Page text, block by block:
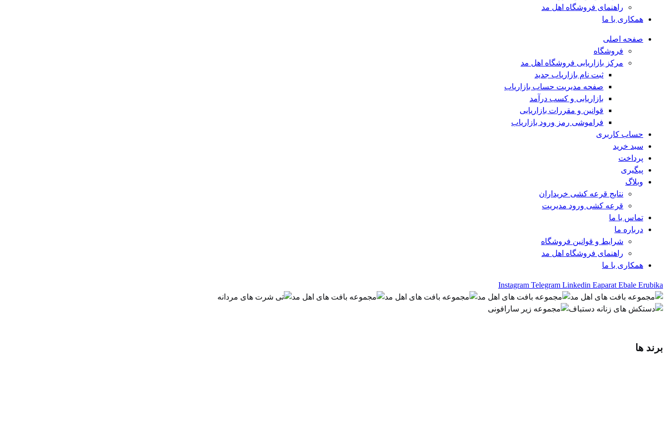
راهنمای فروشگاه اهل مد
همکاری با ما
صفحه اصلی
فروشگاه
مرکز بازاریابی فروشگاه اهل مد
ثبت نام بازاریاب جدید
صفحه مدیریت حساب بازاریاب
بازاریابی و کسب درآمد
قوانین و مقررات بازاریابی
فراموشی رمز ورود بازاریاب
حساب کاربری
سبد خرید
پرداخت
پیگیری
وبلاگ
نتایج قرعه کشی خریداران
قرعه کشی ورود مدیریت
تماس با ما
درباره ما
شرایط و قوانین فروشگاه
راهنمای فروشگاه اهل مد
همکاری با ما
Instagram Telegram Linkedin Eaparat Ebale Erubika
برند ها